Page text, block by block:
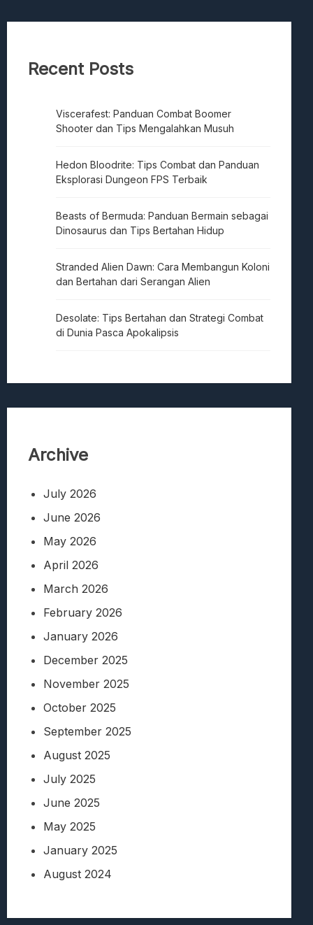
Recent Posts
Viscerafest: Panduan Combat Boomer
Shooter dan Tips Mengalahkan Musuh
Hedon Bloodrite: Tips Combat dan Panduan
Eksplorasi Dungeon FPS Terbaik
Beasts of Bermuda: Panduan Bermain sebagai
Dinosaurus dan Tips Bertahan Hidup
Stranded Alien Dawn: Cara Membangun Koloni
dan Bertahan dari Serangan Alien
Desolate: Tips Bertahan dan Strategi Combat
di Dunia Pasca Apokalipsis
Archive
July 2026
June 2026
May 2026
April 2026
March 2026
February 2026
January 2026
December 2025
November 2025
October 2025
September 2025
August 2025
July 2025
June 2025
May 2025
January 2025
August 2024